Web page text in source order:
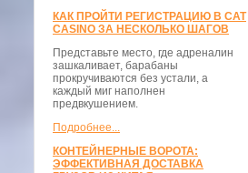
КАК ПРОЙТИ РЕГИСТРАЦИЮ В CAT
CASINO ЗА НЕСКОЛЬКО ШАГОВ
Представьте место, где адреналин
зашкаливает, барабаны
прокручиваются без устали, а
каждый миг наполнен
предвкушением.
Подробнее...
КОНТЕЙНЕРНЫЕ ВОРОТА:
ЭФФЕКТИВНАЯ ДОСТАВКА